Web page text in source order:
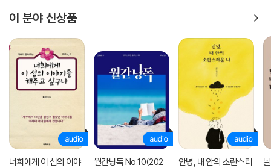
이 분야 신상품
너희에게 이 섬의 이야
월간낭독 No.10(202
안녕, 내 안의 소란스러